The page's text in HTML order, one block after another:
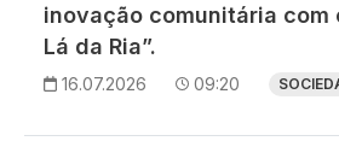
inovação comunitária com
Lá da Ria”.
16.07.2026 09:20